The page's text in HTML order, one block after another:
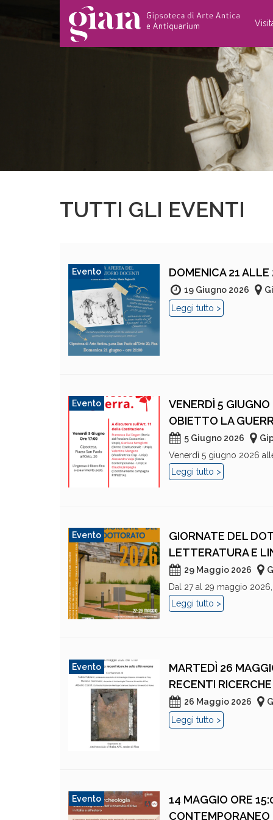
TUTTI GLI EVENTI
Evento DOMENICA 21
19 Giugno 2026
Leggi tutto >
Evento
VENERDÌ 5
OBIETTO LA
5 Giugno 2026
Venerdì 5 giugno 2026
Leggi tutto >
Evento
GIORNATE DEL
LETTERATURA E
29 Maggio 2026
Dal 27 al 29 maggio
Leggi tutto >
Evento
MARTEDÌ 26
RECENTI
26 Maggio 2026
Leggi tutto >
Evento
14 MAGGIO ORE
CONTEMPORANEO